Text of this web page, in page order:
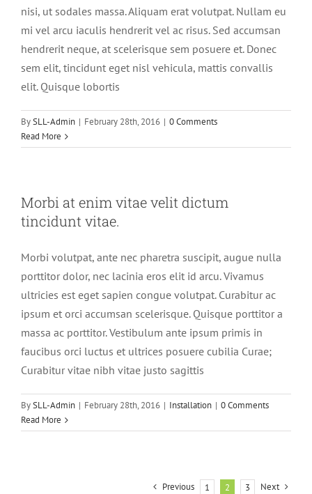
nisi, ut sodales massa. Aliquam erat volutpat. Nullam eu
mi vel arcu iaculis hendrerit vel ac risus. Sed accumsan
hendrerit neque, at scelerisque sem posuere et. Donec
sem elit, tincidunt eget nisl vehicula, mattis convallis
elit. Quisque lobortis
BySLL-Admin | February 28th, 2016 | 0 Comments
Read More
Morbi at enim vitae velit dictum
tincidunt vitae.
Morbi volutpat, ante nec pharetra suscipit, augue nulla
porttitor dolor, nec lacinia eros elit id arcu. Vivamus
ultricies est eget sapien congue volutpat. Curabitur ac
ipsum et orci accumsan scelerisque. Quisque porttitor a
massa ac porttitor. Vestibulum ante ipsum primis in
faucibus orci luctus et ultrices posuere cubilia Curae;
Curabitur vitae nibh vitae justo sagittis
BySLL-Admin | February 28th, 2016 | Installation | 0 Comments
Read More
Previous 1 2 3 Next